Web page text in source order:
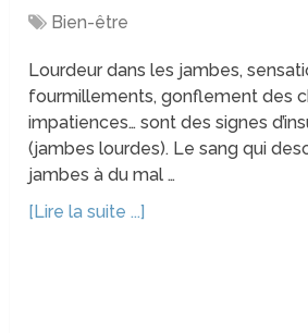
Bien-être
Lourdeur dans les jambes,
fourmillements, gonflement des
impatiences… sont des signes
(jambes lourdes). Le sang qui
jambes à du mal …
[Lire la suite ...]